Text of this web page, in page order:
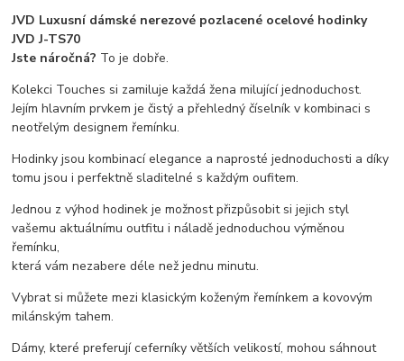
JVD Luxusní dámské nerezové pozlacené ocelové hodinky
JVD J-TS70
Jste náročná? To je dobře.
Kolekci Touches si zamiluje každá žena milující jednoduchost.
Jejím hlavním prvkem je čistý a přehledný číselník v kombinaci s
neotřelým designem řemínku.
Hodinky jsou kombinací elegance a naprosté jednoduchosti a díky
tomu jsou i perfektně sladitelné s každým oufitem.
Jednou z výhod hodinek je možnost přizpůsobit si jejich styl
vašemu aktuálnímu outfitu i náladě jednoduchou výměnou
řemínku,
která vám nezabere déle než jednu minutu.
Vybrat si můžete mezi klasickým koženým řemínkem a kovovým
milánským tahem.
Dámy, které preferují ceferníky větších velikostí, mohou sáhnout